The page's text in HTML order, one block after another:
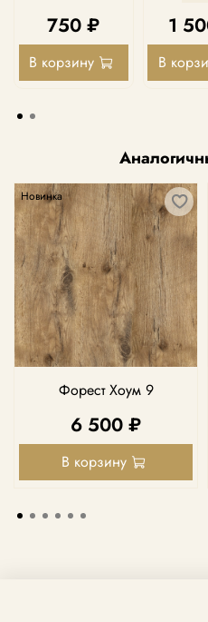
750 ₽
В корзину
1
В
Новинка
Форест Хоум 9
6 500 ₽
В корзину